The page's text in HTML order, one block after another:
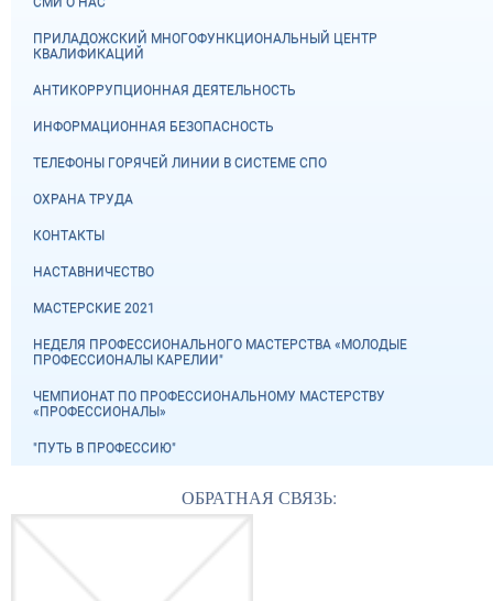
ПРИЛАДОЖСКИЙ МНОГОФУНКЦИОНАЛЬНЫЙ ЦЕНТР
КВАЛИФИКАЦИЙ
АНТИКОРРУПЦИОННАЯ ДЕЯТЕЛЬНОСТЬ
ИНФОРМАЦИОННАЯ БЕЗОПАСНОСТЬ
ТЕЛЕФОНЫ ГОРЯЧЕЙ ЛИНИИ В СИСТЕМЕ СПО
ОХРАНА ТРУДА
КОНТАКТЫ
НАСТАВНИЧЕСТВО
МАСТЕРСКИЕ 2021
НЕДЕЛЯ ПРОФЕССИОНАЛЬНОГО МАСТЕРСТВА «МОЛОДЫЕ
ПРОФЕССИОНАЛЫ КАРЕЛИИ"
ЧЕМПИОНАТ ПО ПРОФЕССИОНАЛЬНОМУ МАСТЕРСТВУ
«ПРОФЕССИОНАЛЫ»
"ПУТЬ В ПРОФЕССИЮ"
ОБРАТНАЯ СВЯЗЬ: